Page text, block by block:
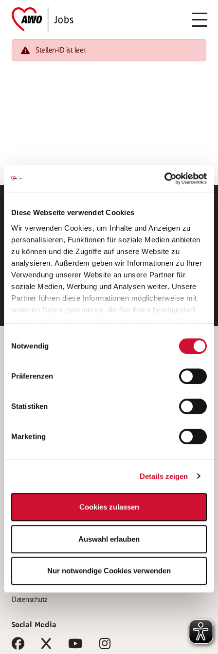
Diese Webseite verwendet Cookies
Wir verwenden Cookies, um Inhalte und Anzeigen zu
personalisieren, Funktionen für soziale Medien anbieten
zu können und die Zugriffe auf unsere Website zu
analysieren. Außerdem geben wir Informationen zu Ihrer
Verwendung unserer Website an unsere Partner für
soziale Medien, Werbung und Analysen weiter. Unsere
Partner führen diese Informationen möglicherweise mit
weiteren Daten zusammen, die Sie ihnen bereitgestellt
Wenn Sie auf „Cookies zulassen“ klicken, so stimmen
Sie der Speicherung sämtlicher Cookies zu. Sie können
Ihre Einwilligung selbstverständlich jederzeit widerrufen,
indem Sie die Cookie-Einstellungen aufrufen und diese
unsererDatenschutzerklärung
Notwendig
Präferenzen
Statistiken
Marketing
Details zeigen
Cookies zulassen
Auswahl erlauben
Nur notwendige Cookies verwenden
Stellen-ID ist leer.
Neue Stellen per E-Mail.
Ein kostenloser Service von AWO
Jobs.
E-Mail-Adresse eintragen
Betreiber der Webseite
Kantstraße 45a
(Ein Tochterunternehmen des AWO Bezirksverbandes Unterfranken
e.V.)
Bewerbung als Altenpflegehelfer*in
Bewerbung als Erzieher*in
AWO Gliederungen nach Bundesland
Impressum
Datenschutz
Social Media